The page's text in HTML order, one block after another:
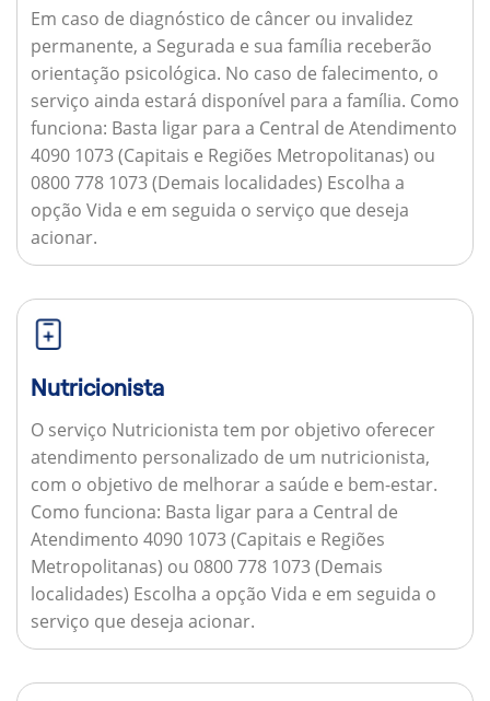
Em caso de diagnóstico de câncer ou invalidez
permanente, a Segurada e sua família receberão
orientação psicológica. No caso de falecimento, o
serviço ainda estará disponível para a família. Como
funciona: Basta ligar para a Central de Atendimento
4090 1073 (Capitais e Regiões Metropolitanas) ou
0800 778 1073 (Demais localidades) Escolha a
opção Vida e em seguida o serviço que deseja
acionar.
Nutricionista
O serviço Nutricionista tem por objetivo oferecer
atendimento personalizado de um nutricionista,
com o objetivo de melhorar a saúde e bem-estar.
Como funciona: Basta ligar para a Central de
Atendimento 4090 1073 (Capitais e Regiões
Metropolitanas) ou 0800 778 1073 (Demais
localidades) Escolha a opção Vida e em seguida o
serviço que deseja acionar.